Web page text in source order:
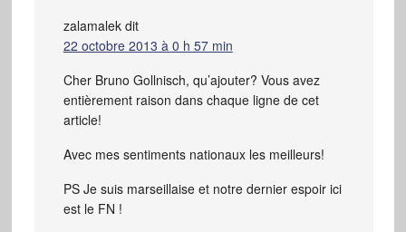
zalamalek dit
22 octobre 2013 à 0 h 57 min
Cher Bruno Gollnisch, qu’ajouter? Vous avez
entièrement raison dans chaque ligne de cet
article!
Avec mes sentiments nationaux les meilleurs!
PS Je suis marseillaise et notre dernier espoir ici
est le FN !